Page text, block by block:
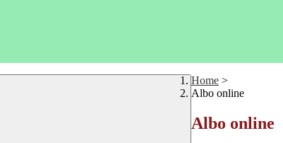
Home >
Albo online
Albo online